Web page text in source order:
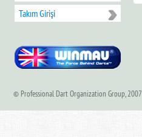
Takım Girişi
© Professional Dart Organization Group, 2007